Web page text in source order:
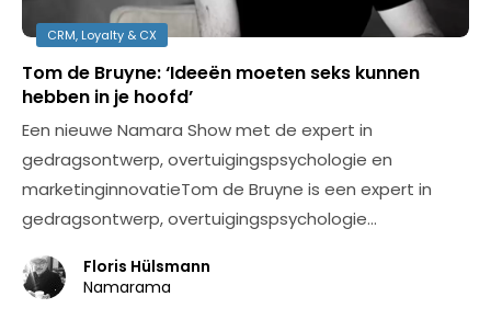
CRM, Loyalty & CX
Tom de Bruyne: ‘Ideeën moeten seks kunnen
hebben in je hoofd’
Een nieuwe Namara Show met de expert in
gedragsontwerp, overtuigingspsychologie en
marketinginnovatieTom de Bruyne is een expert in
gedragsontwerp, overtuigingspsychologie…
Floris Hülsmann
Namarama